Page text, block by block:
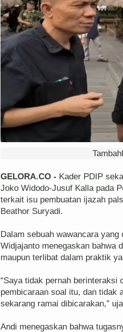
GELORA.CO - Kader PDIP
Joko Widodo-Jusuf Kalla pada
terkait isu pembuatan ijazah
Beathor Suryadi.
Dalam sebuah wawancara yang
Widjajanto menegaskan bahwa
maupun terlibat dalam praktik
“Saya tidak pernah berinteraksi
pembicaraan soal itu, dan tidak
sekarang ramai dibicarakan,”
Andi menegaskan bahwa